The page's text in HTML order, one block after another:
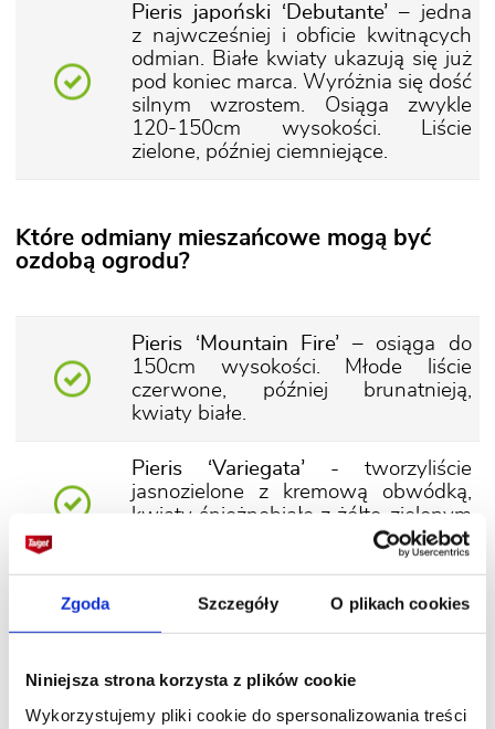
Zgoda Szczegóły O plikach cookies
Niniejsza strona korzysta z plików cookie
Wykorzystujemy pliki cookie do spersonalizowania treści
Pieris japoński ‘Debutante’ – jedna
z najwcześniej i obficie kwitnących
odmian. Białe kwiaty ukazują się już
pod koniec marca. Wyróżnia się dość
silnym wzrostem. Osiąga zwykle
120-150cm wysokości. Liście
zielone, później ciemniejące.
Które odmiany mieszańcowe mogą być
ozdobą ogrodu?
Pieris ‘Mountain Fire’ – osiąga do
150cm wysokości. Młode liście
czerwone, później brunatnieją,
kwiaty białe.
Pieris ‘Variegata’ - tworzyliście
jasnozielone z kremową obwódką,
kwiaty śnieżnobiałe z żółto-zielonym
Pieris ‘Valley Valentine’
– oryginalny
krzew o zwartym pokroju. Tworzy
purpurowo-czerwone kwiaty. Wśród
wyglądają zjawiskowo.